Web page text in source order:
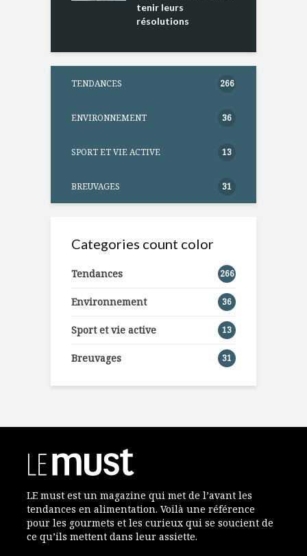
tenir leurs
résolutions
TENDANCES 266
ENVIRONNEMENT 36
SPORT ET VIE ACTIVE 13
BREUVAGES 31
Categories count color
Tendances 266
Environnement 36
Sport et vie active 13
Breuvages 31
LE must est un magazine qui met de l’avant les
tendances en alimentation. Voilà une référence
pour les gourmets et les curieux qui se soucient de
ce qu’ils mettent dans leur assiette.